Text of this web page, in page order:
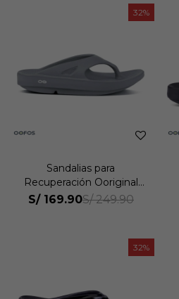
32
Sandalias para
Recuperación Ooriginal
Unisex
S/ 169.90S/ 249.90
32